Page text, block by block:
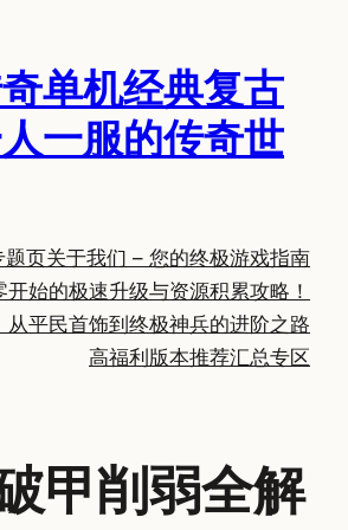
单机经典复古
一服的传奇世
题页关于我们 – 您的终极游戏指南
始的极速升级与资源积累攻略！
从平民首饰到终极神兵的进阶之路
高福利版本推荐汇总专区
甲削弱全解